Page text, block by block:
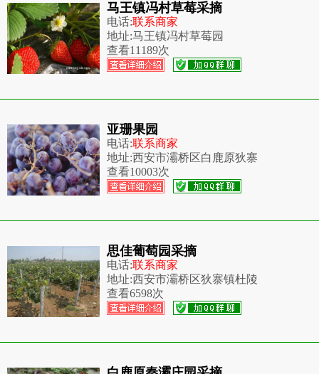
马王镇冯村草莓采摘
电话:联系商家
地址:马王镇冯村草莓园
查看11189次
亚珊果园
电话:联系商家
地址:西安市灞桥区白鹿原狄寨
查看10003次
思佳葡萄园采摘
电话:联系商家
地址:西安市灞桥区狄寨镇杜陵
查看6598次